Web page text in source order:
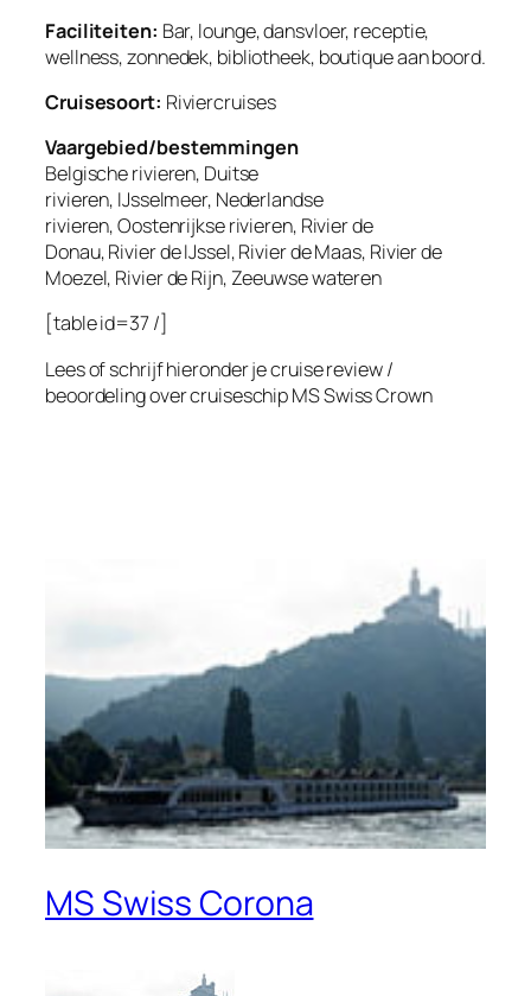
Faciliteiten: Bar, lounge, dansvloer, receptie,
wellness, zonnedek, bibliotheek, boutique aan boord.
Cruisesoort: Riviercruises
Vaargebied/bestemmingen
Belgische rivieren, Duitse
rivieren, IJsselmeer, Nederlandse
rivieren, Oostenrijkse rivieren, Rivier de
Donau, Rivier de IJssel, Rivier de Maas, Rivier de
Moezel, Rivier de Rijn, Zeeuwse wateren
[table id=37 /]
Lees of schrijf hieronder je cruise review /
beoordeling over cruiseschipMS Swiss Crown
MS Swiss Corona